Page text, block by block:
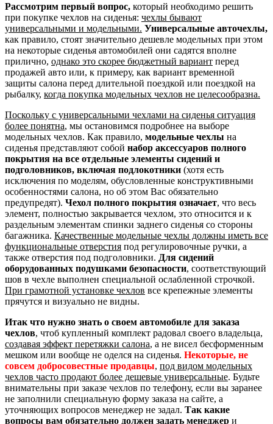
Рассмотрим первый вопрос, который необходимо решить
при покупке чехлов на сиденья: чехлы бывают
универсальными и модельными. Универсальные авточехлы,
как правило, стоят значительно дешевле модельных при этом
на некоторые сиденья автомобилей они садятся вполне
прилично, однако это скорее бюджетный вариант перед
продажей авто или, к примеру, как вариант временной
защиты салона перед длительной поездкой или поездкой на
рыбалку, когда покупка модельных чехлов не целесообразна.
Поскольку с универсальными чехлами на сиденья ситуация
более понятна, мы остановимся подробнее на выборе
модельных чехлов. Как правило, модельные чехлы на
сиденья представляют собой набор аксессуаров полного
покрытия на все отдельные элементы сидений и
подголовников, включая подлокотники (хотя есть
исключения по моделям, обусловленные конструктивными
особенностями салона, но об этом Вас обязательно
предупредят). Чехол полного покрытия означает, что весь
элемент, полностью закрывается чехлом, это относится и к
раздельным элементам спинки заднего сиденья со стороны
багажника. Качественные модельные чехлы должны иметь все
функциональные отверстия под регулировочные ручки, а
также отверстия под подголовники. Для сидений
оборудованных подушками безопасности, соответствующий
шов в чехле выполнен специальной ослабленной строчкой.
При грамотной установке чехлов все крепежные элементы
прячутся и визуально не видны.
Итак что нужно знать о своем автомобиле для заказа
чехлов, чтоб купленный комплект радовал своего владельца,
создавая эффект перетяжки салона, а не висел бесформенным
мешком или вообще не оделся на сиденья. Некоторые, не
совсем добросовестные продавцы, под видом модельных
чехлов часто продают более дешевые универсальные. Будьте
внимательны при заказе чехлов по телефону, если вы заранее
не заполнили специальную форму заказа на сайте, а
уточняющих вопросов менеджер не задал. Так какие
вопросы вам обязательно должен задать менеджер и